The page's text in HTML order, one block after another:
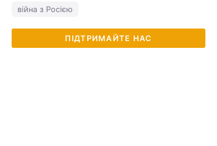
війна з Росією
ПІДТРИМАЙТЕ НАС